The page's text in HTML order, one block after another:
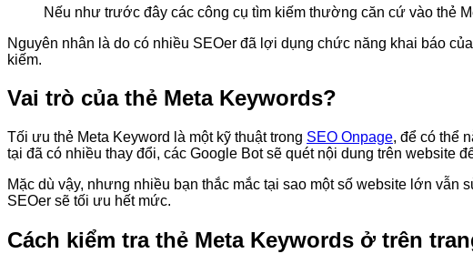
Nếu như trước đây các công cụ tìm kiếm thường căn cứ vào thẻ
Nguyên nhân là do có nhiều SEOer đã lợi dụng chức năng khai báo
kiếm.
Vai trò của thẻ Meta Keywords?
Tối ưu thẻ Meta Keyword là một kỹ thuật trong SEO Onpage, để có thể
tại đã có nhiều thay đổi, các Google Bot sẽ quét nội dung trên website
Mặc dù vậy, nhưng nhiều bạn thắc mắc tại sao một số website lớn
SEOer sẽ tối ưu hết mức.
Cách kiểm tra thẻ Meta Keywords ở trên